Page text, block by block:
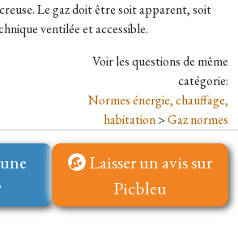
Le gaz doit être soit apparent, soit
ventilée et accessible.
Voir les questions de même
catégorie:
Normes énergie, chauffage,
habitation>Gaz normes
Laisser un avis sur
Picbleu